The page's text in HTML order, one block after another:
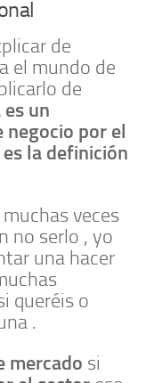
de
el mundo de
de
un
negocio por el
la definición
veces
no serlo , yo
una hacer
queréis o
.
mercado si